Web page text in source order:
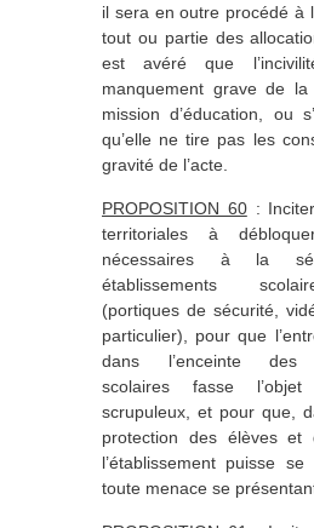
il sera en outre procédé à
tout ou partie des
est avéré que
manquement grave de
mission d’éducation, ou
qu’elle ne tire pas les
gravité de l’acte.
PROPOSITION 60: Inciter
territoriales à
nécessaires à la
établissements
(portiques de sécurité,
particulier), pour que
dans l’enceinte des
scolaires fasse
scrupuleux, et pour que,
protection des élèves et
l’établissement puisse
toute menace se